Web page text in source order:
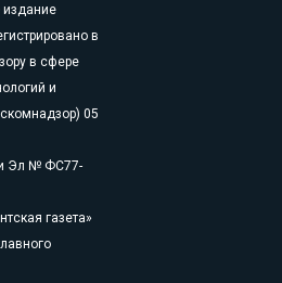
издание
в
в сфере
и
05
Эл № ФС77-
газета»